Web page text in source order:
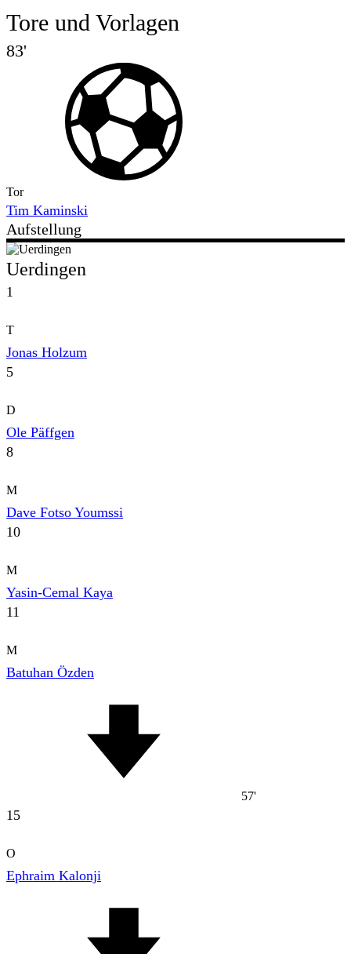
Tore und Vorlagen
83'
Tor
Tim Kaminski
Aufstellung
Uerdingen
1
T
Jonas Holzum
5
D
Ole Päffgen
8
M
Dave Fotso Youmssi
10
M
Yasin-Cemal Kaya
11
M
Batuhan Özden
57'
15
O
Ephraim Kalonji